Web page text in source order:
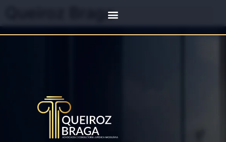
Queiroz Braga